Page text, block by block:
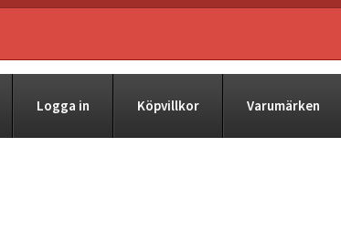
Logga in Köpvillkor Varumärken